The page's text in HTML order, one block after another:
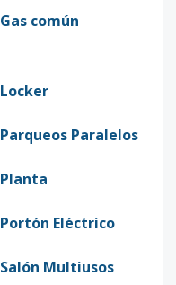
Gas común
Locker
Parqueos Paralelos
Planta
Portón Eléctrico
Salón Multiusos